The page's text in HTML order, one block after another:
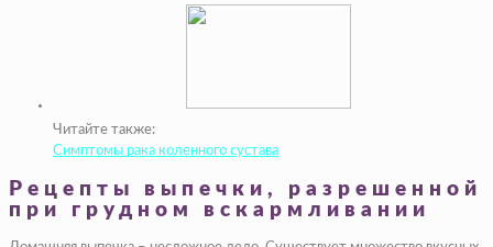
Читайте также:
Симптомы рака коленного сустава
Рецепты выпечки, разрешенной
при грудном вскармливании